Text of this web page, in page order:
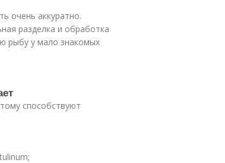
очень аккуратно.
разделка и обработка
рыбу у мало знакомых
способствуют